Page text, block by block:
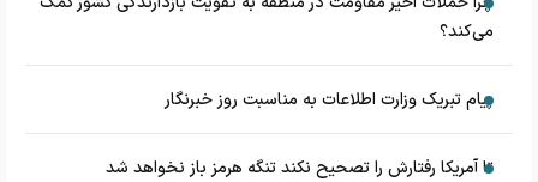
می‌کند؟
پیام تبریک وزارت اطلاعات به مناسبت روز خبرنگار
تا آمریکا رفتارش را تصحیح نکند تنگه هرمز باز نخواهد شد